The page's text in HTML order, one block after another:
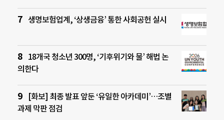
생명보험업계, ‘상생금융’ 통한 사회공헌 실시
18개국 청소년 300명, ‘기후위기와 물’ 해법 논
의한다
[화보] 최종 발표 앞둔 ‘유일한 아카데미’…조별
과제 막판 점검